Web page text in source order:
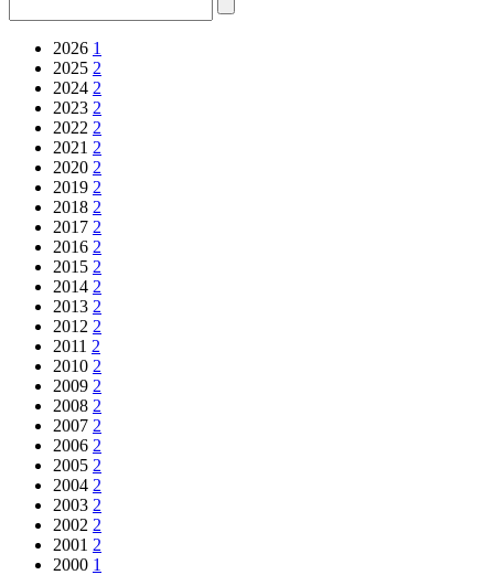
2026 1
2025 2
2024 2
2023 2
2022 2
2021 2
2020 2
2019 2
2018 2
2017 2
2016 2
2015 2
2014 2
2013 2
2012 2
2011 2
2010 2
2009 2
2008 2
2007 2
2006 2
2005 2
2004 2
2003 2
2002 2
2001 2
2000 1